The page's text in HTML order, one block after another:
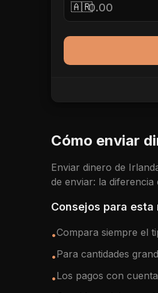
🇦🇷
Cómo enviar
Enviar dinero de
de enviar: la
Consejos para esta
•Compara siempre el
•Para cantidades
•Los pagos con